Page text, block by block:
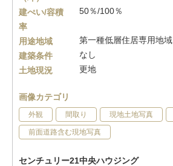
建ぺい/容積
率
50％/100％
用途地域
第一種低層住居専用地域
建築条件
なし
土地現況
更地
画像カテゴリ
外観 間取り 現地土地写真
前面道路含む現地写真
センチュリー21中央ハウジング